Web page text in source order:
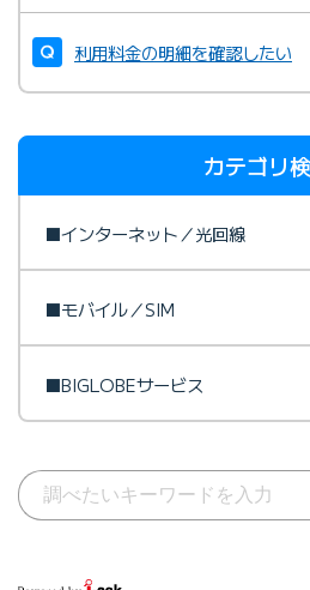
利用料金の明細を確認したい
カテゴリ
■インターネット／光回線
■モバイル／SIM
■BIGLOBEサービス